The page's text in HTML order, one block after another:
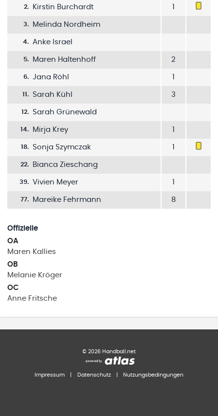
2. Kirstin Burchardt
3. Melinda Nordheim
4. Anke Israel
5. Maren Haltenhoff 2
6. Jana Röhl
11. Sarah Kühl 3
12. Sarah Grünewald
14. Mirja Krey
18. Sonja Szymczak
22. Bianca Zieschang
39. Vivien Meyer
77. Mareike Fehrmann 8
Offizielle
OA
Maren Kallies
OB
Melanie Kröger
OC
Anne Fritsche
© 2026 Handball.net
Impressum Datenschutz Nutzungsbedingungen